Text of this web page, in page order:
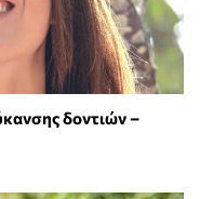
δοντιών –